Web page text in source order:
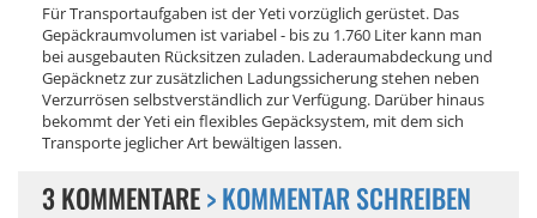
Für Transportaufgaben ist der Yeti vorzüglich gerüstet. Das
Gepäckraumvolumen ist variabel - bis zu 1.760 Liter kann man
bei ausgebauten Rücksitzen zuladen. Laderaumabdeckung und
Gepäcknetz zur zusätzlichen Ladungssicherung stehen neben
Verzurrösen selbstverständlich zur Verfügung. Darüber hinaus
bekommt der Yeti ein flexibles Gepäcksystem, mit dem sich
Transporte jeglicher Art bewältigen lassen.
3 KOMMENTARE> KOMMENTAR SCHREIBEN